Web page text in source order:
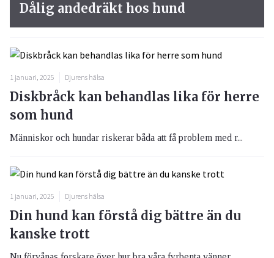
Dålig andedräkt hos hund
1 januari, 2025 Djurens hälsa
Diskbråck kan behandlas lika för herre
som hund
Människor och hundar riskerar båda att få problem med r...
1 januari, 2025 Djurens hälsa
Din hund kan förstå dig bättre än du
kanske trott